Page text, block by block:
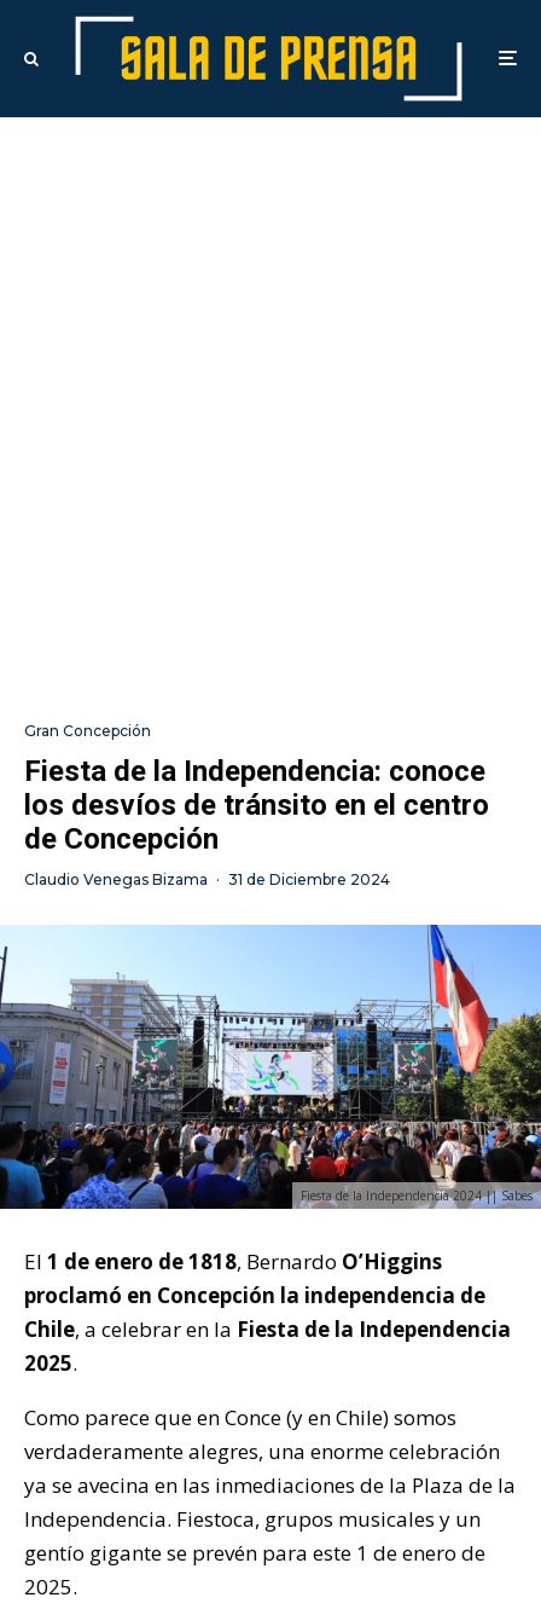
Gran Concepción
Fiesta de la Independencia: conoce
los desvíos de tránsito en el centro
de Concepción
Claudio Venegas Bizama · 31 de Diciembre 2024
Fiesta de la Independencia 2024 || Sabes
El 1 de enero de 1818, Bernardo O’Higgins
proclamó en Concepción la independencia de
Chile, a celebrar en la Fiesta de la Independencia
2025.
Como parece que en Conce (y en Chile) somos
verdaderamente alegres, una enorme celebración
ya se avecina en las inmediaciones de la Plaza de la
Independencia. Fiestoca, grupos musicales y un
gentío gigante se prevén para este 1 de enero de
2025.